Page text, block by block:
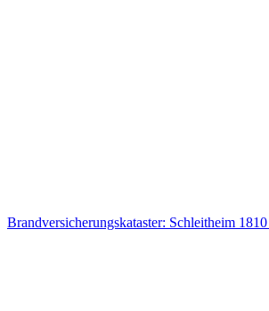
Brandversicherungskataster: Schleitheim